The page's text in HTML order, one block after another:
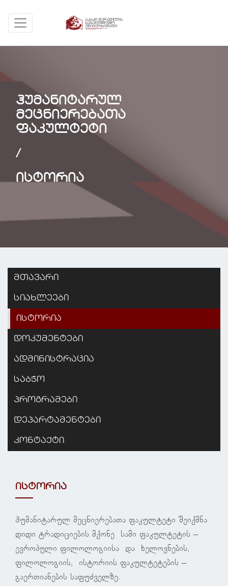
ჰუმანიტარულ
მეცნიერებათა
ფაკულტეტი
/
ისტორია
მთავარი
სიახლეები
ისტორია
დოკუმენტები
ადმინისტრაცია
საბჭო
პროგრამები
დეპარტამენტები
კონტაქტი
ისტორია
ჰუმანიტარულ მეცნიერებათა ფაკულტეტი შეიქმნა
დიდი ტრადიციების მქონე სამი ფაკულტეტის –
ევროპული ფილოლოგიისა და ხელოვნების,
ფილოლოგიის, ისტორიის ფაკულტეტების –
გაერთიანების საფუძველზე.